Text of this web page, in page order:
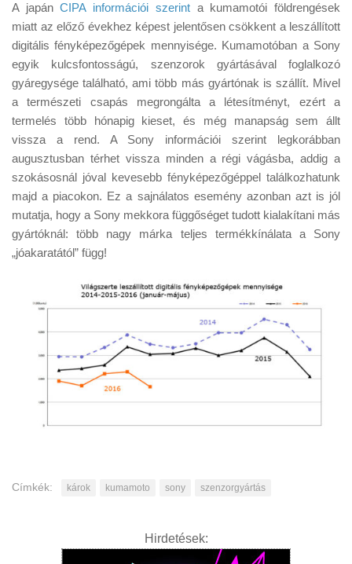
Tudástár
Tanácsok
Érdekességek
Helyszíni Riport
E-BB
A japánCIPA információi szerinta kumamotói földrengések
miatt az előző évekhez képest jelentősen csökkent a leszállított
digitális fényképezőgépek mennyisége. Kumamotóban a Sony
egyik kulcsfontosságú, szenzorok gyártásával foglalkozó
gyáregysége található, ami több más gyártónak is szállít. Mivel
a természeti csapás megrongálta a létesítményt, ezért a
termelés több hónapig kieset, és még manapság sem állt
vissza a rend. A Sony információi szerint legkorábban
augusztusban térhet vissza minden a régi vágásba, addig a
szokásosnál jóval kevesebb fényképezőgéppel találkozhatunk
majd a piacokon. Ez a sajnálatos esemény azonban azt is jól
mutatja, hogy a Sony mekkora függőséget tudott kialakítani más
gyártóknál: több nagy márka teljes termékkínálata a Sony
„jóakaratától” függ!
Címkék: károk kumamoto sony szenzorgyártás
Hirdetések: